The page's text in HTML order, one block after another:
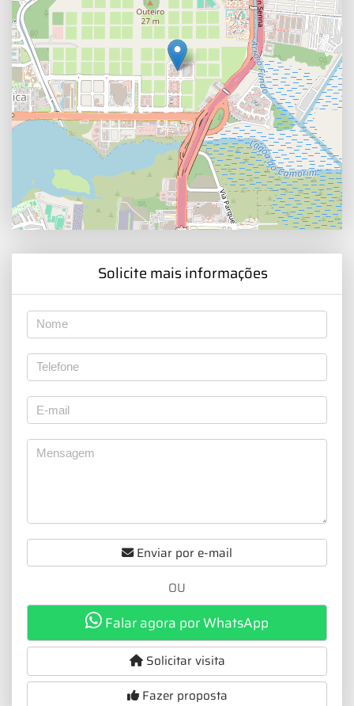
Solicite mais informações
Enviar por e-mail
OU
Falar agora por WhatsApp
Solicitar visita
Fazer proposta